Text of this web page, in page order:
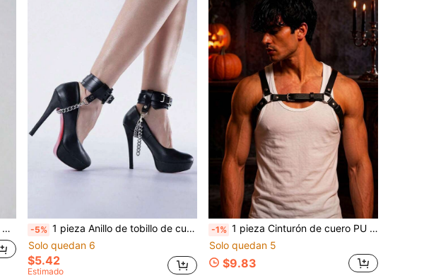
-5% 1 pieza Anillo de tobillo de cuero sintético negro con correa de restricción elegante y de moda para mujer, para uso diario y fiestas de citas
Solo quedan 6
$5.42
Estimado
-1% 1 pieza Cinturón de cuero PU para hombre, estilo gótico punk ajustable, adecuado para uso diario y fiesta de Halloween
Solo quedan 5
$9.83